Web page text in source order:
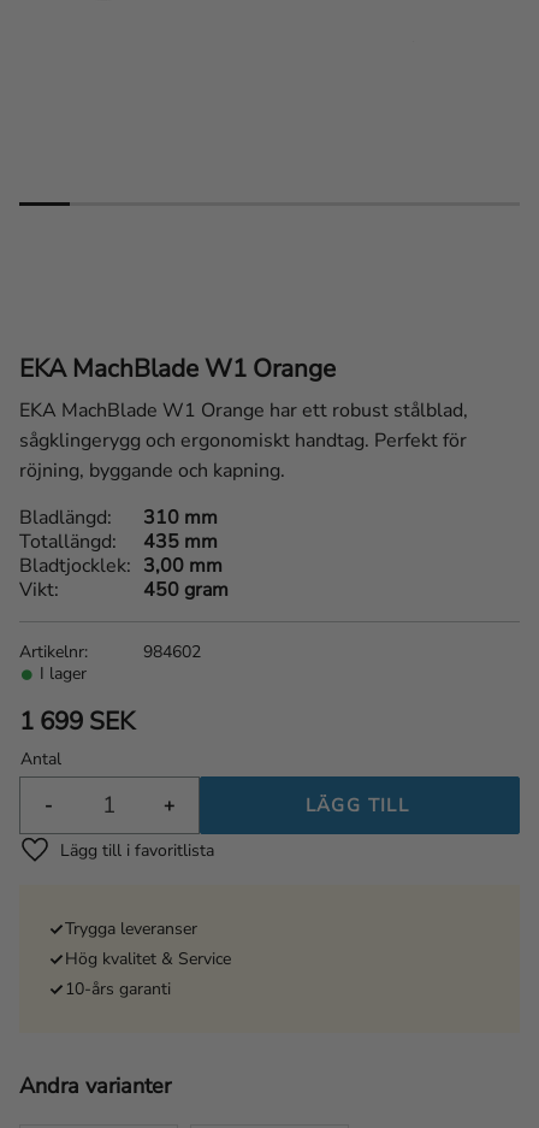
EKA MachBlade W1 Orange
EKA MachBlade W1 Orange har ett robust stålblad,
sågklingerygg och ergonomiskt handtag. Perfekt för
röjning, byggande och kapning.
1 699 SEK
Antal
+
-
Lägg till i favoriter
I lager
Artikelnr 984602
Bladlängd
310 mm
Totallängd
435 mm
Bladtjocklek
3,00 mm
Vikt
450 gram
Trygga leveranser
Hög kvalitet & Service
10-års garanti
Andra varianter